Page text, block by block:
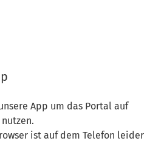
App um das Portal auf
ist auf dem Telefon leider